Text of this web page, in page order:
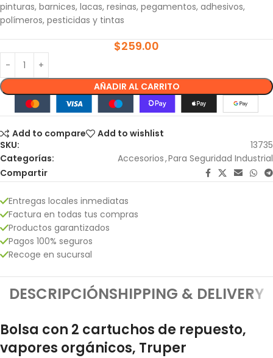
pinturas, barnices, lacas, resinas, pegamentos, adhesivos,
polímeros, pesticidas y tintas
$259.00
AÑADIR AL CARRITO
Add to compare
Add to wishlist
SKU:
13735
Categorías:
Accesorios,Para Seguridad Industrial
Compartir
Entregas locales inmediatas
Factura en todas tus compras
Productos garantizados
Pagos 100% seguros
Recoge en sucursal
DESCRIPCIÓNSHIPPING & DELIVERY
Bolsa con 2 cartuchos de repuesto,
vapores orgánicos, Truper